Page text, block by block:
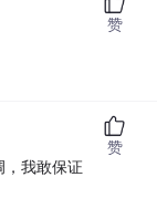
赞
，我敢保证
赞